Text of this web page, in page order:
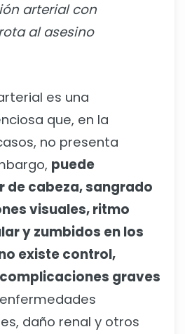
arterial con
al asesino
es una
que, en la
no presenta
puede
de cabeza, sangrado
visuales, ritmo
y zumbidos en los
existe control,
graves
daño renal y otros